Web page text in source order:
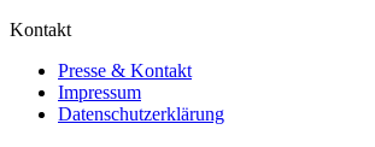
Kontakt
Presse & Kontakt
Impressum
Datenschutzerklärung